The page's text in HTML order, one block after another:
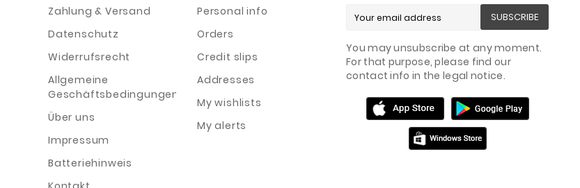
Zahlung & Versand
Datenschutz
Widerrufsrecht
Allgemeine
Geschäftsbedingungen
Über uns
Impressum
Batteriehinweis
Personal info
Orders
Credit slips
Addresses
My wishlists
My alerts
SUBSCRIBE
You may unsubscribe at any moment.
For that purpose, please find our
contact info in the legal notice.